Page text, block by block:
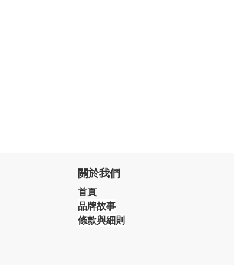
關於我們
首頁
品牌故事
條款與細則